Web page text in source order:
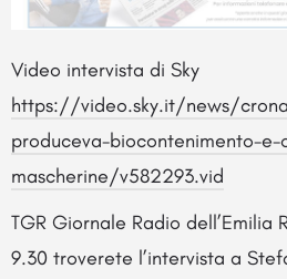
Video intervista di Sky
https://video.sky.it/news/
produceva-biocontenimento-e-
mascherine/v582293.vid
TGR Giornale Radio dell’Emilia
9.30 troverete l’intervista a